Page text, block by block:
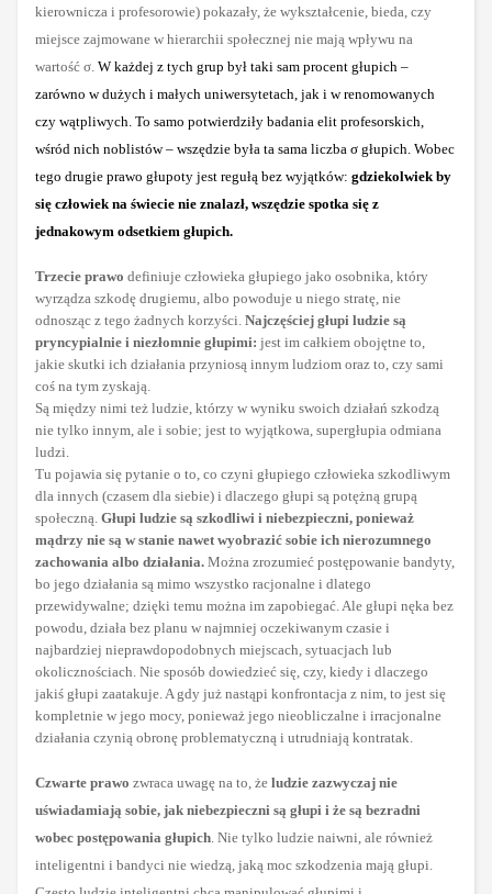
kierownicza i profesorowie) pokazały, że wykształcenie, bieda, czy
miejsce zajmowane w hierarchii społecznej nie mają wpływu na
wartość σ. W każdej z tych grup był taki sam procent głupich –
zarówno w dużych i małych uniwersytetach, jak i w renomowanych
czy wątpliwych. To samo potwierdziły badania elit profesorskich,
wśród nich noblistów – wszędzie była ta sama liczba σ głupich. Wobec
tego drugie prawo głupoty jest regułą bez wyjątków: gdziekolwiek by
się człowiek na świecie nie znalazł, wszędzie spotka się z
jednakowym odsetkiem głupich.
Trzecie prawo definiuje człowieka głupiego jako osobnika, który
wyrządza szkodę drugiemu, albo powoduje u niego stratę, nie
odnosząc z tego żadnych korzyści. Najczęściej głupi ludzie są
pryncypialnie i niezłomnie głupimi: jest im całkiem obojętne to,
jakie skutki ich działania przyniosą innym ludziom oraz to, czy sami
coś na tym zyskają.
Są między nimi też ludzie, którzy w wyniku swoich działań szkodzą
nie tylko innym, ale i sobie; jest to wyjątkowa, supergłupia odmiana
ludzi.
Tu pojawia się pytanie o to, co czyni głupiego człowieka szkodliwym
dla innych (czasem dla siebie) i dlaczego głupi są potężną grupą
społeczną. Głupi ludzie są szkodliwi i niebezpieczni, ponieważ
mądrzy nie są w stanie nawet wyobrazić sobie ich nierozumnego
zachowania albo działania. Można zrozumieć postępowanie bandyty,
bo jego działania są mimo wszystko racjonalne i dlatego
przewidywalne; dzięki temu można im zapobiegać. Ale głupi nęka bez
powodu, działa bez planu w najmniej oczekiwanym czasie i
najbardziej nieprawdopodobnych miejscach, sytuacjach lub
okolicznościach. Nie sposób dowiedzieć się, czy, kiedy i dlaczego
jakiś głupi zaatakuje. A gdy już nastąpi konfrontacja z nim, to jest się
kompletnie w jego mocy, ponieważ jego nieobliczalne i irracjonalne
działania czynią obronę problematyczną i utrudniają kontratak.
Czwarte prawo zwraca uwagę na to, że ludzie zazwyczaj nie
uświadamiają sobie, jak niebezpieczni są głupi i że są bezradni
wobec postępowania głupich . Nie tylko ludzie naiwni, ale również
inteligentni i bandyci nie wiedzą, jaką moc szkodzenia mają głupi.